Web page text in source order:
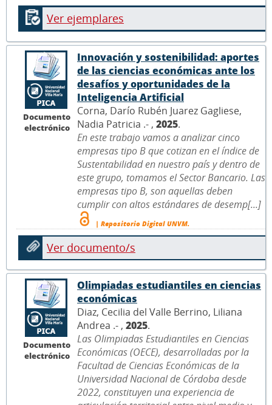
Ver ejemplares
Documento
electrónico
Innovación y sostenibilidad: aportes
de las ciencias económicas ante los
desafíos y oportunidades de la
Inteligencia Artificial
Corna, Darío Rubén Juarez Gagliese,
Nadia Patricia .- , 2025.
En este trabajo vamos a analizar cinco
empresas tipo B que cotizan en el índice de
Sustentabilidad en nuestro país y dentro de
este grupo, tomamos el Sector Bancario. Las
empresas tipo B, son aquellas deben
cumplir con altos estándares de desemp[...]
| Repositorio Digital UNVM.
Ver documento/s
Documento
electrónico
Olimpiadas estudiantiles en ciencias
económicas
Diaz, Cecilia del Valle Berrino, Liliana
Andrea .- , 2025.
Las Olimpiadas Estudiantiles en Ciencias
Económicas (OECE), desarrolladas por la
Facultad de Ciencias Económicas de la
Universidad Nacional de Córdoba desde
2022, constituyen una experiencia de